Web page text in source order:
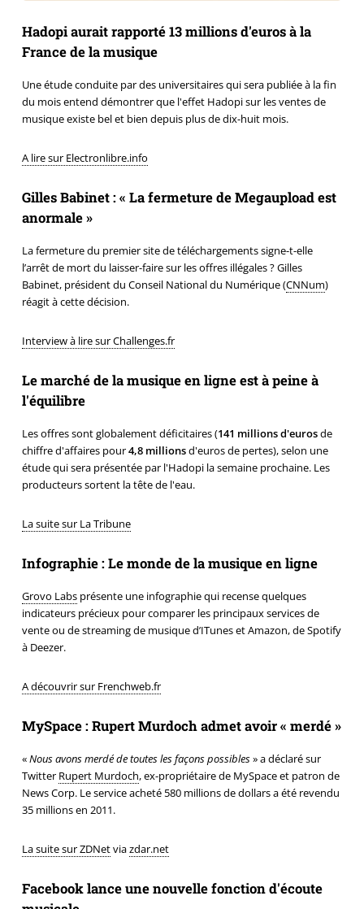
Hadopi aurait rapporté 13 millions d'euros à la
France de la musique
Une étude conduite par des universitaires qui sera publiée à la fin
du mois entend démontrer que l'effet Hadopi sur les ventes de
musique existe bel et bien depuis plus de dix-huit mois.
A lire sur Electronlibre.info
Gilles Babinet : « La fermeture de Megaupload est
anormale »
La fermeture du premier site de téléchargements signe-t-elle
l’arrêt de mort du laisser-faire sur les offres illégales ? Gilles
Babinet, président du Conseil National du Numérique (CNNum)
réagit à cette décision.
Interview à lire sur Challenges.fr
Le marché de la musique en ligne est à peine à
l'équilibre
Les offres sont globalement déficitaires (141 millions d'eurosde
chiffre d'affaires pour4,8 millionsd'euros de pertes), selon une
étude qui sera présentée par l'Hadopi la semaine prochaine. Les
producteurs sortent la tête de l'eau.
La suite sur La Tribune
Infographie : Le monde de la musique en ligne
Grovo Labsprésente une infographie qui recense quelques
indicateurs précieux pour comparer les principaux services de
vente ou de streaming de musique d’ITunes et Amazon, de Spotify
à Deezer.
A découvrir sur Frenchweb.fr
MySpace : Rupert Murdoch admet avoir « merdé »
«Nous avons merdé de toutes les façons possibles» a déclaré sur
Twitter Rupert Murdoch, ex-propriétaire de MySpace et patron de
News Corp. Le service acheté 580 millions de dollars a été revendu
35 millions en 2011.
La suite sur ZDNetviazdar.net
Facebook lance une nouvelle fonction d'écoute